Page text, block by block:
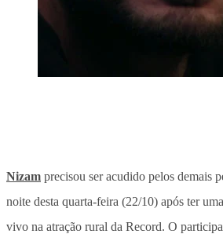
Nizam precisou ser acudido pelos demais
noite desta quarta-feira (22/10) após ter
vivo na atração rural da Record. O